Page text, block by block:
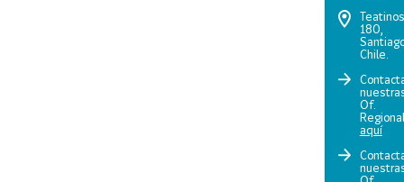
Teatinos
180,
Chile.
Of.
aquí